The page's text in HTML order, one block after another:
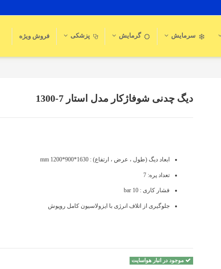
سرمایش گرمایش پزشکی فروش ویژه
دیگ چدنی شوفاژکار مدل استار 7-1300
ابعاد دیگ (طول ، عرض ، ارتفاع) : 1630*900*1200 mm
تعداد پره: 7
فشار کاری : 10 bar
جلوگیری از اتلاف انرژی با ایزولاسیون کامل روپوش
موجود در انبار هواسایت